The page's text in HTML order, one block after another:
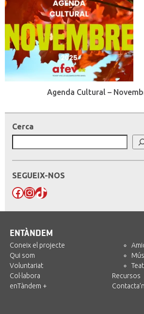
Agenda Cultural –
Cerca
SEGUEIX-NOS
Facebook
Instagram
TikTok
ENTÀNDEM
Coneix el projecte
Qui som
Voluntariat
Col·labora
enTàndem +
Recursos